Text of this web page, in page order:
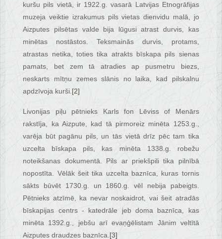
kuršu pils vietā, ir 1922.g. vasarā Latvijas Etnogrāfijas
muzeja veiktie izrakumus pils vietas dienvidu malā, jo
Aizputes pilsētas valde bija lūgusi atrast durvis, kas
minētas nostāstos. Teksmainās durvis, protams,
atrastas netika, toties tika atrakts bīskapa pils sienas
pamats, bet zem tā atradies ap pusmetru biezs,
neskarts mītņu zemes slānis no laika, kad pilskalnu
apdzīvoja kurši.[2]
Livonijas piļu pētnieks Karls fon Lēviss of Menārs
rakstīja, ka Aizpute, kad tā pirmoreiz minēta 1253.g.,
varēja būt pagānu pils, un tās vietā drīz pēc tam tika
uzcelta bīskapa pils, kas minēta 1338.g. robežu
noteikšanas dokumentā. Pils ar priekšpili tika pilnībā
nopostīta. Vēlāk šeit tika uzcelta baznīca, kuras tornis
sākts būvēt 1730.g. un 1860.g. vēl nebija pabeigts.
Pētnieks atzīmē, ka nevar noskaidrot, vai šeit atradās
bīskapijas centrs - katedrāle jeb doma baznīca, kas
minēta 1392.g., jebšu arī evaņģēlistam Jānim veltītā
Aizputes draudzes baznīca.[3]